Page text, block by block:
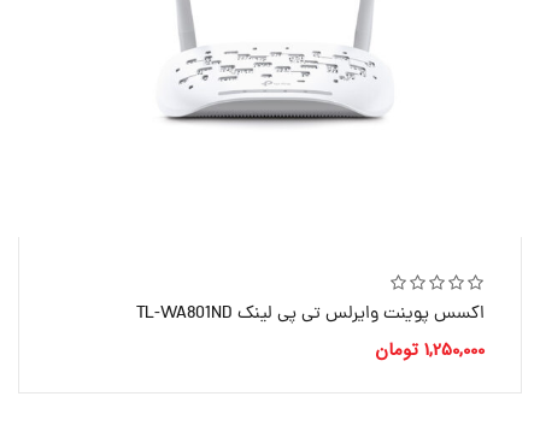
اکسس پوینت وایرلس تی پی لینک TL-WA801ND
1,250,000 تومان